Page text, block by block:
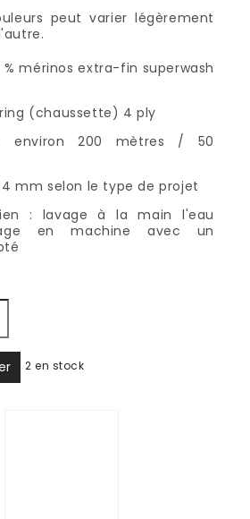
peut varier légèrement
mérinos extra-fin superwash
(chaussette) 4 ply
: environ 200 mètres / 50
4 mm selon le type de projet
: lavage à la main l'eau
en machine avec un
2 en stock